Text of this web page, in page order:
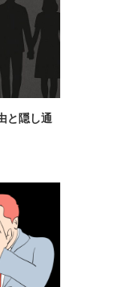
と隠し通